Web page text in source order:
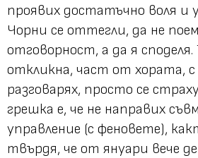
проявих достатъчно воля и
Чорни се оттегли, да не
отговорност, а да я споделя.
откликна, част от хората,
разговарях, просто се
грешка е, че не направих
управление (с феновете),
твърдя, че от януари вече